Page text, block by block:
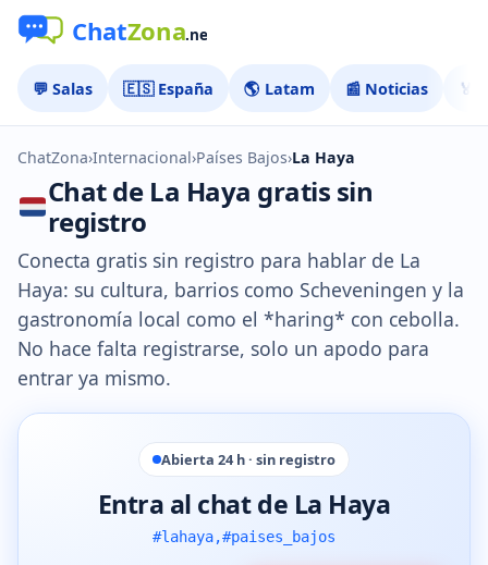
💬 Salas 🇪🇸 España 🌎 Latam 📰 Noticias 🏅
ChatZona›Internacional›Países Bajos›La Haya
Chat de La Haya gratis sin
registro
Conecta gratis sin registro para hablar de La
Haya: su cultura, barrios como Scheveningen y la
gastronomía local como el *haring* con cebolla.
No hace falta registrarse, solo un apodo para
entrar ya mismo.
Abierta 24 h · sin registro
Entra al chat de La Haya
#lahaya,#paises_bajos